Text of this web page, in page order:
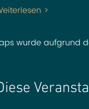
>
wurde aufgrund